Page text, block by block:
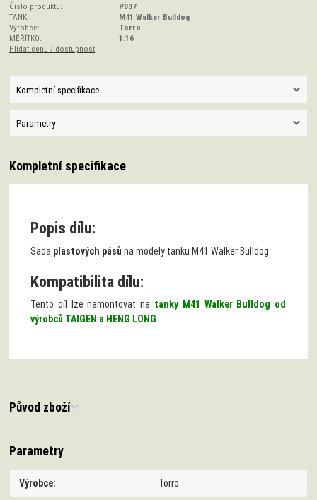
Číslo produktu:
P037
TANK:
M41 Walker Bulldog
Výrobce:
Torro
MĚŘÍTKO:
1:16
Hlídat cenu / dostupnost
Kompletní specifikace
Parametry
Kompletní specifikace
Popis dílu:
Sada plastových pásůna modely tanku M41 Walker Bulldog
Kompatibilita dílu:
Tento díl lze namontovat na tanky M41 Walker Bulldog od
výrobců TAIGEN a HENG LONG
Původ zboží
Parametry
Výrobce Torro